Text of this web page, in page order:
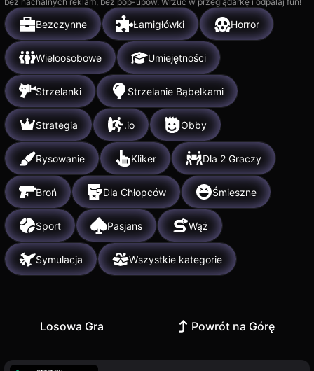
Bezczynne Łamigłówki Horror
Wieloosobowe Umiejętności
Strzelanki Strzelanie Bąbelkami
Strategia .io Obby
Rysowanie Kliker Dla 2 Graczy
Broń Dla Chłopców Śmieszne
Sport Pasjans Wąż
Symulacja Wszystkie kategorie
Losowa Gra Powrót na Górę